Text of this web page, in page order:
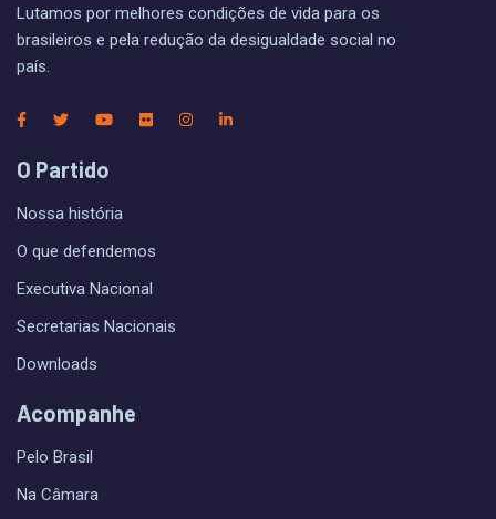
Lutamos por melhores condições de vida para os
brasileiros e pela redução da desigualdade social no
país.
O Partido
Nossa história
O que defendemos
Executiva Nacional
Secretarias Nacionais
Downloads
Acompanhe
Pelo Brasil
Na Câmara